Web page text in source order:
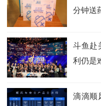
分钟送
斗鱼赴
利仍是
滴滴顺